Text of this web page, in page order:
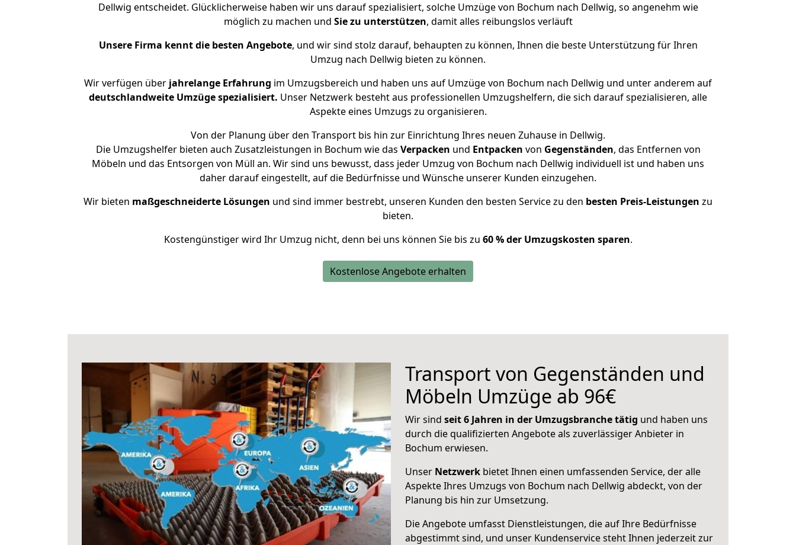
Dellwig entscheidet. Glücklicherweise haben wir uns darauf spezialisiert, solche Umzüge von Bochum nach Dellwig, so angenehm wie
möglich zu machen und Sie zu unterstützen, damit alles reibungslos verläuft
Unsere Firma kennt die besten Angebote, und wir sind stolz darauf, behaupten zu können, Ihnen die beste Unterstützung für Ihren
Umzug nach Dellwig bieten zu können.
Wir verfügen über jahrelange Erfahrung im Umzugsbereich und haben uns auf Umzüge von Bochum nach Dellwig und unter anderem auf
deutschlandweite Umzüge spezialisiert. Unser Netzwerk besteht aus professionellen Umzugshelfern, die sich darauf spezialisieren, alle
Aspekte eines Umzugs zu organisieren.
Von der Planung über den Transport bis hin zur Einrichtung Ihres neuen Zuhause in Dellwig.
Die Umzugshelfer bieten auch Zusatzleistungen in Bochum wie das Verpacken und Entpacken von Gegenständen, das Entfernen von
Möbeln und das Entsorgen von Müll an. Wir sind uns bewusst, dass jeder Umzug von Bochum nach Dellwig individuell ist und haben uns
daher darauf eingestellt, auf die Bedürfnisse und Wünsche unserer Kunden einzugehen.
Wir bieten maßgeschneiderte Lösungen und sind immer bestrebt, unseren Kunden den besten Service zu den besten Preis-Leistungen zu
bieten.
Kostengünstiger wird Ihr Umzug nicht, denn bei uns können Sie bis zu 60 % der Umzugskosten sparen.
Kostenlose Angebote erhalten
Transport von Gegenständen und
Möbeln Umzüge ab 96€
Wir sind seit 6 Jahren in der Umzugsbranche tätig und haben uns
durch die qualifizierten Angebote als zuverlässiger Anbieter in
Bochum erwiesen.
Unser Netzwerk bietet Ihnen einen umfassenden Service, der alle
Aspekte Ihres Umzugs von Bochum nach Dellwig abdeckt, von der
Planung bis hin zur Umsetzung.
Die Angebote umfasst Dienstleistungen, die auf Ihre Bedürfnisse
abgestimmt sind, und unser Kundenservice steht Ihnen jederzeit zur